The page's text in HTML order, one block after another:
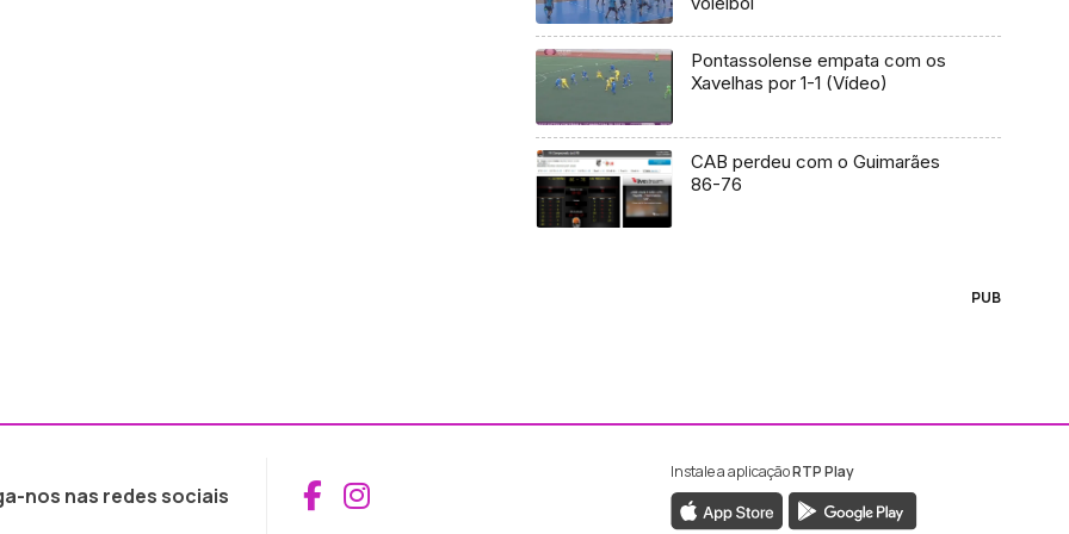
Pontassolense empata com os
Xavelhas por 1-1 (Vídeo)
CAB perdeu com o Guimarães
86-76
PUB
nos nas redes sociais Aceder ao Facebook da RTP Madeira
Aceder ao Instagram da RTP Madeira
Instale a aplicaçãoRTP Play